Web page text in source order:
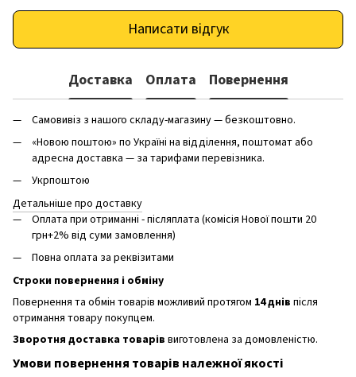
Написати відгук
Доставка Оплата Повернення
Самовивіз з нашого складу-магазину — безкоштовно.
«Новою поштою» по Україні на відділення, поштомат або
адресна доставка — за тарифами перевізника.
Укрпоштою
Детальніше про доставку
Оплата при отриманні - післяплата (комісія Нової пошти 20
грн+2% від суми замовлення)
Повна оплата за реквізитами
Строки повернення і обміну
Повернення та обмін товарів можливий протягом 14 днів після
отримання товару покупцем.
Зворотня доставка товарів виготовлена ​​за домовленістю.
Умови повернення товарів належної якості